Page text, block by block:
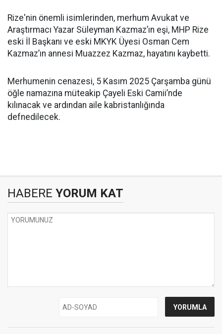
Rize'nin önemli isimlerinden, merhum Avukat ve
Araştırmacı Yazar Süleyman Kazmaz’ın eşi, MHP Rize
eski İl Başkanı ve eski MKYK Üyesi Osman Cem
Kazmaz’ın annesi Muazzez Kazmaz, hayatını kaybetti.
Merhumenin cenazesi, 5 Kasım 2025 Çarşamba günü
öğle namazına müteakip Çayeli Eski Camii’nde
kılınacak ve ardından aile kabristanlığında
defnedilecek.
HABERE YORUM KAT